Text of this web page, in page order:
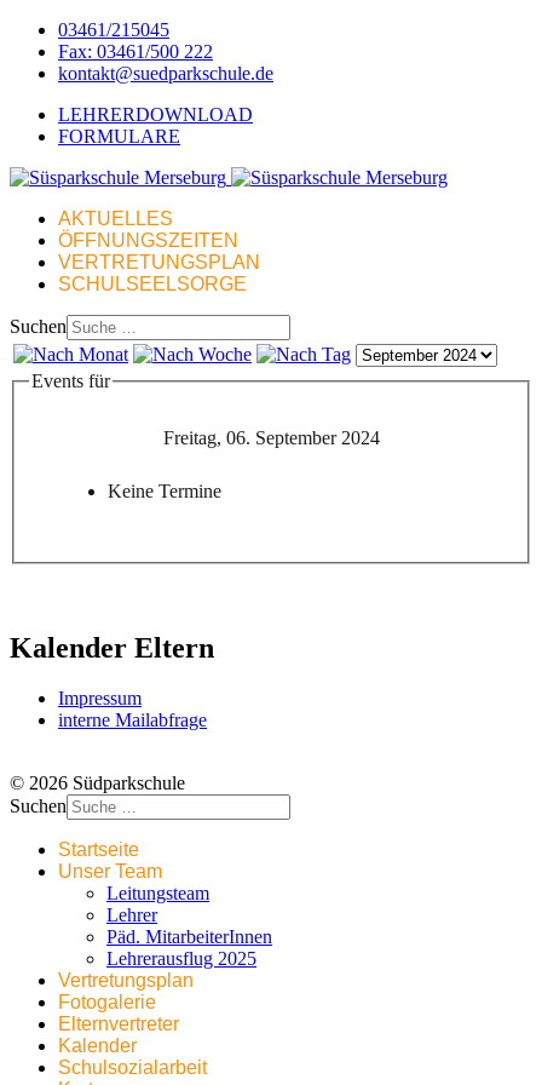
03461/215045
Fax: 03461/500 222
kontakt@suedparkschule.de
LEHRERDOWNLOAD
FORMULARE
AKTUELLES
ÖFFNUNGSZEITEN
VERTRETUNGSPLAN
SCHULSEELSORGE
Suchen
Events für
Freitag, 06. September 2024
Keine Termine
Kalender Eltern
Impressum
interne Mailabfrage
© 2026 Südparkschule
Suchen
Startseite
Unser Team
Leitungsteam
Lehrer
Päd. MitarbeiterInnen
Lehrerausflug 2025
Vertretungsplan
Fotogalerie
Elternvertreter
Kalender
Schulsozialarbeit